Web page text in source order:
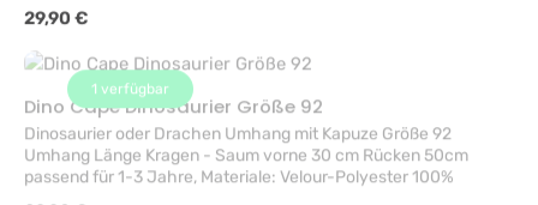
Regulärer Preis:
29,90 €
1verfügbar
Dino Cape Dinosaurier Größe 92
Dinosaurier oder Drachen Umhang mit Kapuze Größe 92
Umhang Länge Kragen - Saum vorne 30 cm Rücken 50cm
passend für 1-3 Jahre, Materiale: Velour-Polyester 100%